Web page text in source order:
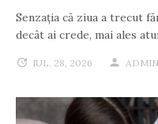
Senzația că ziua a trecut
decât ai crede, mai ales
IUL. 28, 2026 ADMIN